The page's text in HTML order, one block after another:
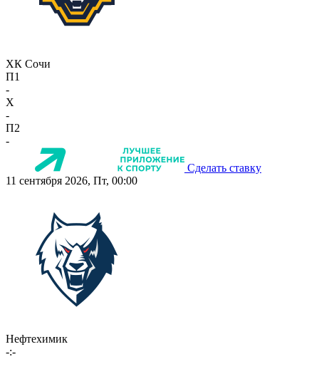
ХК Сочи
П1
-
X
-
П2
-
Сделать ставку
11 сентября 2026, Пт, 00:00
Нефтехимик
-:-